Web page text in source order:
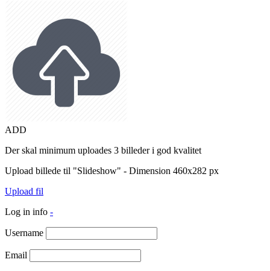
ADD
Der skal minimum uploades 3 billeder i god kvalitet
Upload billede til "Slideshow" - Dimension 460x282 px
Upload fil
Log in info -
Username
Email